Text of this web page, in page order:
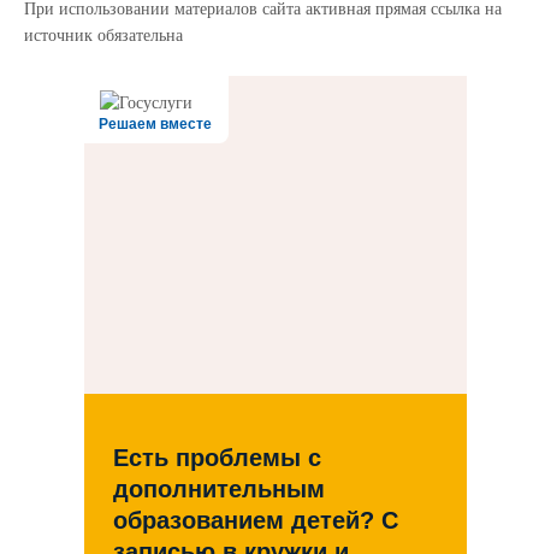
При использовании материалов сайта активная прямая ссылка на
источник обязательна
Решаем вместе
Есть проблемы с
дополнительным
образованием детей? С